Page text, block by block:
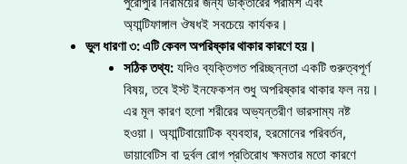
অ্যান্টিফাঙ্গাল ঔষধই সবচেয়ে কার্যকর।
ভুল ধারণা ৩: এটি কেবল অপরিষ্কার থাকার কারণে হয়।
সঠিক তথ্য:যদিও ব্যক্তিগত পরিচ্ছন্নতা একটি গুরুত্বপূর্ণ
বিষয়, তবে ইস্ট ইনফেকশন শুধু অপরিষ্কার থাকার ফল নয়।
এর মূল কারণ হলো শরীরের অভ্যন্তরীণ ভারসাম্য নষ্ট
হওয়া। অ্যান্টিবায়োটিক ব্যবহার, হরমোনের পরিবর্তন,
ডায়াবেটিস বা দুর্বল রোগ প্রতিরোধ ক্ষমতার মতো কারণে